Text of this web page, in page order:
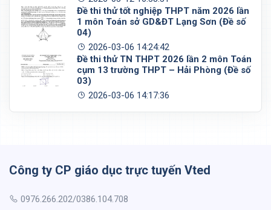
Đề thi thử tốt nghiệp THPT năm 2026 lần
1 môn Toán sở GD&ĐT Lạng Sơn (Đề số
04)
2026-03-06 14:24:42
Đề thi thử TN THPT 2026 lần 2 môn Toán
cụm 13 trường THPT – Hải Phòng (Đề số
03)
2026-03-06 14:17:36
Công ty CP giáo dục trực tuyến Vted
0976.266.202/0386.104.708